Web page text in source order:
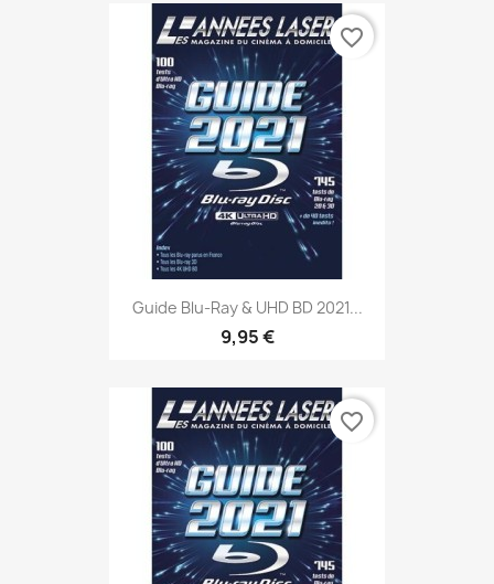
Guide Blu-Ray & UHD BD 2021...
9,95 €
favorite_border
favorite_border